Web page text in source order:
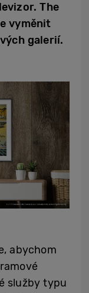
The
vyměnit
galerií.
abychom
služby typu